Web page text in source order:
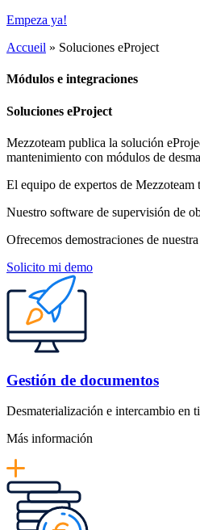
Empeza ya!
Accueil » Soluciones eProject
Módulos e integraciones
Soluciones eProject
Mezzoteam publica la solución
mantenimiento con módulos de
El equipo de expertos de Mezzoteam
Nuestro software de supervisión de
Ofrecemos demostraciones de
Solicito mi demo
Gestión de documentos
Desmaterialización e intercambio en
Más información